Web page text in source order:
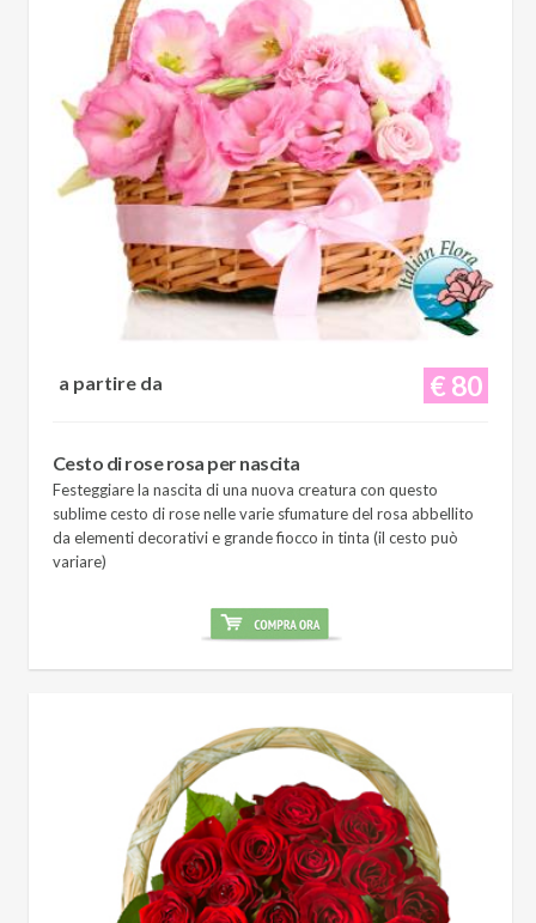
€ 80
a partire da
Cesto di rose rosa per nascita
Festeggiare la nascita di una nuova creatura con questo
sublime cesto di rose nelle varie sfumature del rosa abbellito
da elementi decorativi e grande fiocco in tinta (il cesto può
variare)